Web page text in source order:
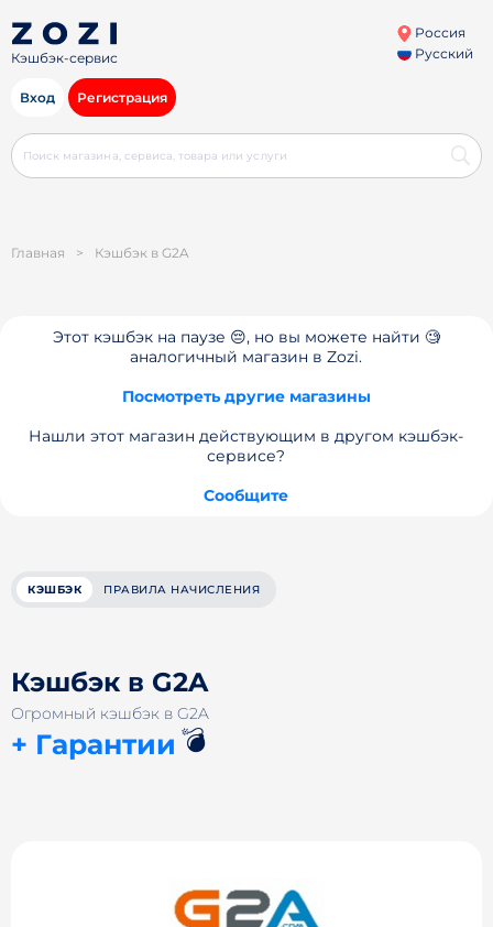
Кэшбэк-сервис
Россия
Русский
Вход Регистрация
Главная > Кэшбэк в G2A
Этот кэшбэк на паузе 😔, но вы можете найти 🧐
аналогичный магазин в Zozi.
Посмотреть другие магазины
Нашли этот магазин действующим в другом кэшбэк-
сервисе?
Сообщите
КЭШБЭК ПРАВИЛА НАЧИСЛЕНИЯ
Кэшбэк в G2A
Огромный кэшбэк в G2A
+ Гарантии 💣